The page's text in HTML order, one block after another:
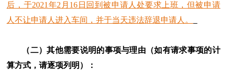
后，于2021年2月16日回到被申请人处要求上班，但被申请
人不让申请人进入车间，并于当天违法辞退申请人。
（二）其他需要说明的事项与理由（如有请求事项的计
算方式，请逐项列明）：